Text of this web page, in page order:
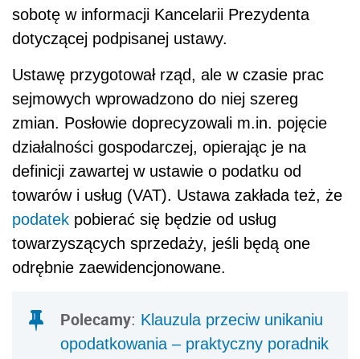
sobotę w informacji Kancelarii Prezydenta
dotyczącej podpisanej ustawy.
Ustawę przygotował rząd, ale w czasie prac
sejmowych wprowadzono do niej szereg
zmian. Posłowie doprecyzowali m.in. pojęcie
działalności gospodarczej, opierając je na
definicji zawartej w ustawie o podatku od
towarów i usług (VAT). Ustawa zakłada też, że
podatek pobierać się będzie od usług
towarzyszących sprzedaży, jeśli będą one
odrębnie zaewidencjonowane.
Polecamy: Klauzula przeciw unikaniu
opodatkowania – praktyczny poradnik